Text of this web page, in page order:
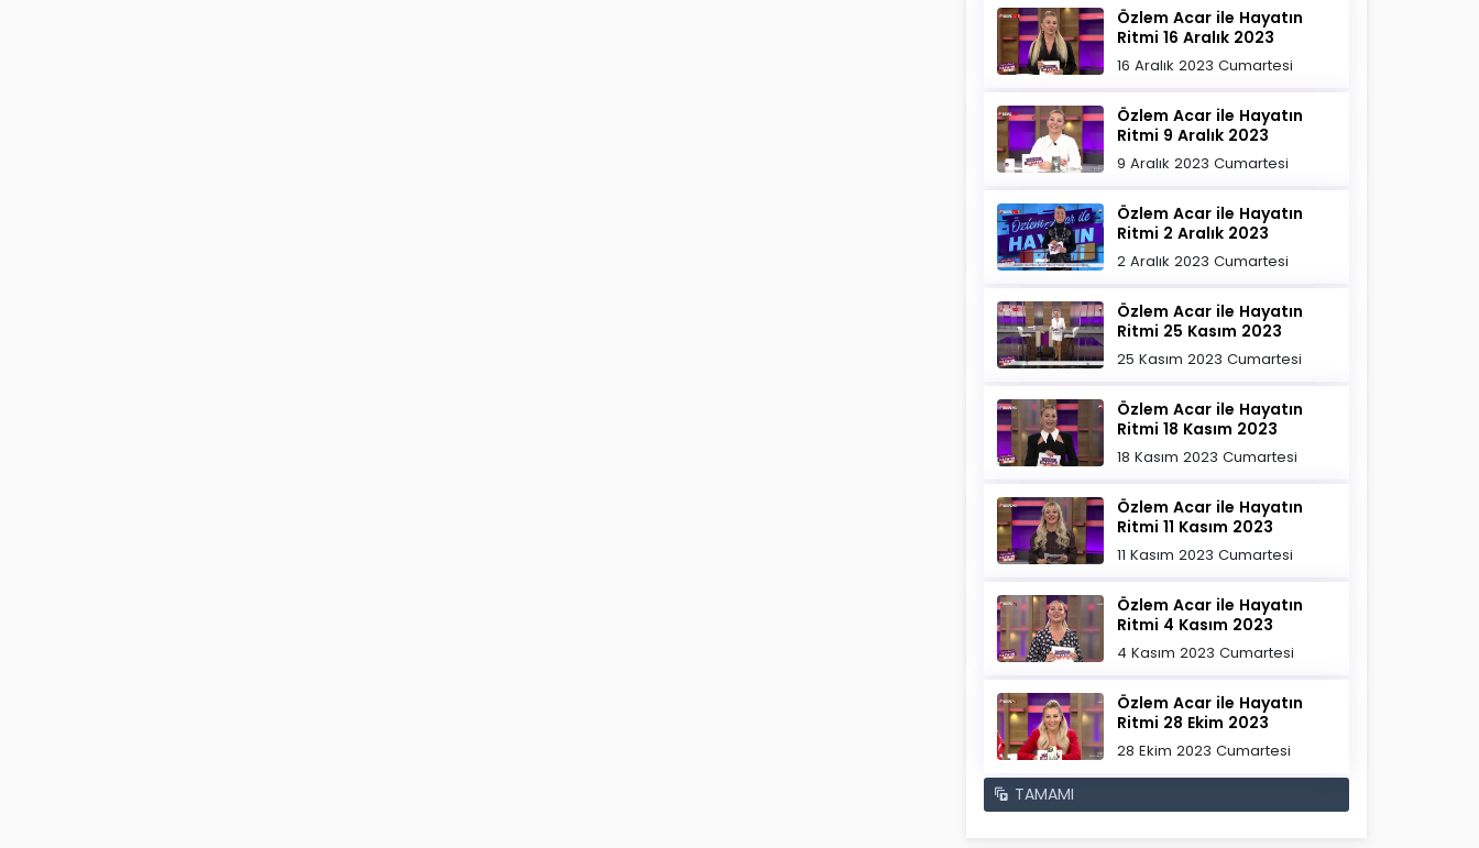
Özlem Acar ile Hayatın
Ritmi 16 Aralık 2023
16 Aralık 2023 Cumartesi
Özlem Acar ile Hayatın
Ritmi 9 Aralık 2023
9 Aralık 2023 Cumartesi
Özlem Acar ile Hayatın
Ritmi 2 Aralık 2023
2 Aralık 2023 Cumartesi
Özlem Acar ile Hayatın
Ritmi 25 Kasım 2023
25 Kasım 2023 Cumartesi
Özlem Acar ile Hayatın
Ritmi 18 Kasım 2023
18 Kasım 2023 Cumartesi
Özlem Acar ile Hayatın
Ritmi 11 Kasım 2023
11 Kasım 2023 Cumartesi
Özlem Acar ile Hayatın
Ritmi 4 Kasım 2023
4 Kasım 2023 Cumartesi
Özlem Acar ile Hayatın
Ritmi 28 Ekim 2023
28 Ekim 2023 Cumartesi
TAMAMI